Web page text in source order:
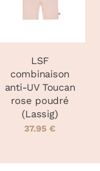
LSF
combinaison
anti-UV Toucan
rose poudré
(Lassig)
37.95 €